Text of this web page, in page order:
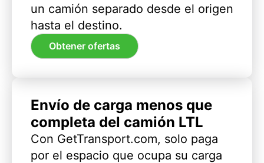
un camión separado desde el origen
hasta el destino.
Obtener ofertas
Envío de carga menos que
completa del camión LTL
Con GetTransport.com, solo paga
por el espacio que ocupa su carga